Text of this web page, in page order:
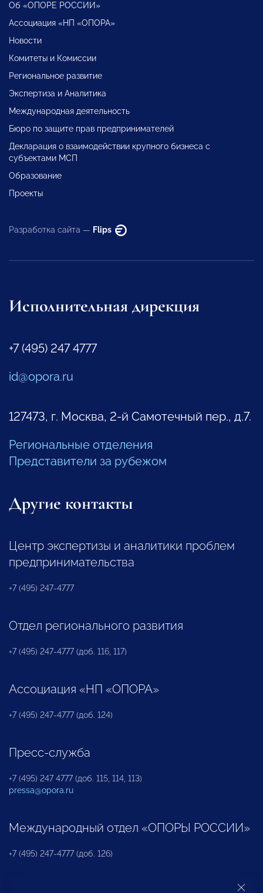
Об «ОПОРЕ РОССИИ»
Ассоциация «НП «ОПОРА»
Новости
Комитеты и Комиссии
Региональное развитие
Экспертиза и Аналитика
Международная деятельность
Бюро по защите прав предпринимателей
Декларация о взаимодействии крупного бизнеса с
субъектами МСП
Образование
Проекты
Разработка сайта — Flips
Исполнительная дирекция
+7 (495) 247 4777
id@opora.ru
127473, г. Москва, 2-й Самотечный пер., д.7.
Региональные отделения
Представители за рубежом
Другие контакты
Центр экспертизы и аналитики проблем
предпринимательства
+7 (495) 247-4777
Отдел регионального развития
+7 (495) 247-4777 (доб. 116, 117)
Ассоциация «НП «ОПОРА»
+7 (495) 247-4777 (доб. 124)
Пресс-служба
+7 (495) 247 4777 (доб. 115, 114, 113)
pressa@opora.ru
Международный отдел «ОПОРЫ РОССИИ»
+7 (495) 247-4777 (доб. 126)